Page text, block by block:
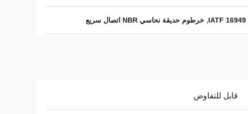
, خرطوم حديقة نحاسي NBR اتصال سريع
قابل للتفاوض